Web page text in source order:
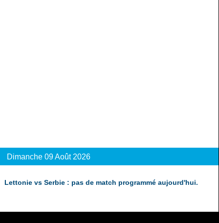
Dimanche 09 Août 2026
Lettonie vs Serbie : pas de match programmé aujourd'hui.